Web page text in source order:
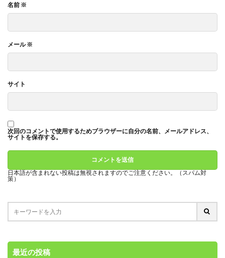
名前 ※
メール※
サイト
次回のコメントで使用するためブラウザーに自分の名前、メールアドレス、
サイトを保存する。
日本語が含まれない投稿は無視されますのでご注意ください。（スパム対
策）
最近の投稿